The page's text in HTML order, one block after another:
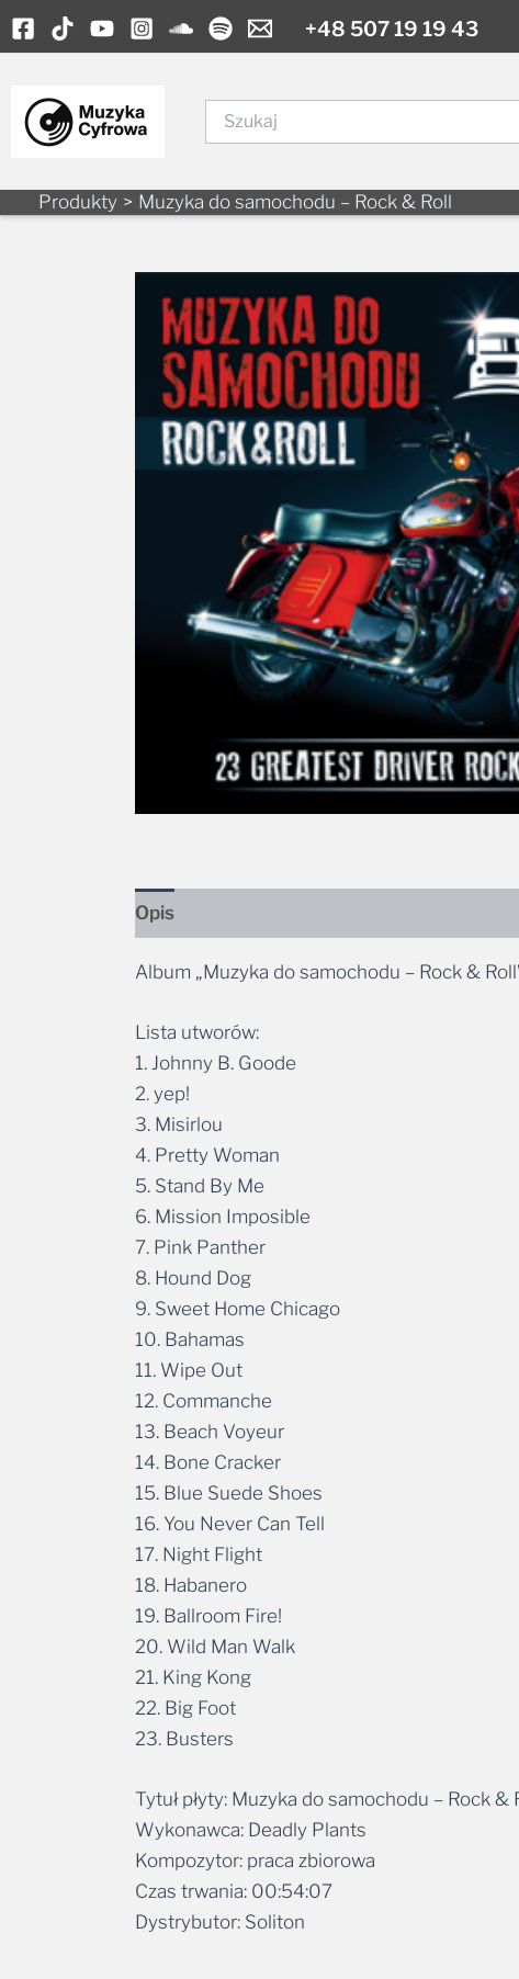
Skip
to
+48 507 19 19 43
Produkty Muzyka do samochodu – Rock & Roll
Opis
Album „Muzyka do samochodu – Rock &
Lista utworów:
1. Johnny B. Goode
2. yep!
3. Misirlou
4. Pretty Woman
5. Stand By Me
6. Mission Imposible
7. Pink Panther
8. Hound Dog
9. Sweet Home Chicago
10. Bahamas
11. Wipe Out
12. Commanche
13. Beach Voyeur
14. Bone Cracker
15. Blue Suede Shoes
16. You Never Can Tell
17. Night Flight
18. Habanero
19. Ballroom Fire!
20. Wild Man Walk
21. King Kong
22. Big Foot
23. Busters
Tytuł płyty: Muzyka do samochodu – Rock &
Wykonawca: Deadly Plants
Kompozytor: praca zbiorowa
Czas trwania: 00:54:07
Dystrybutor: Soliton